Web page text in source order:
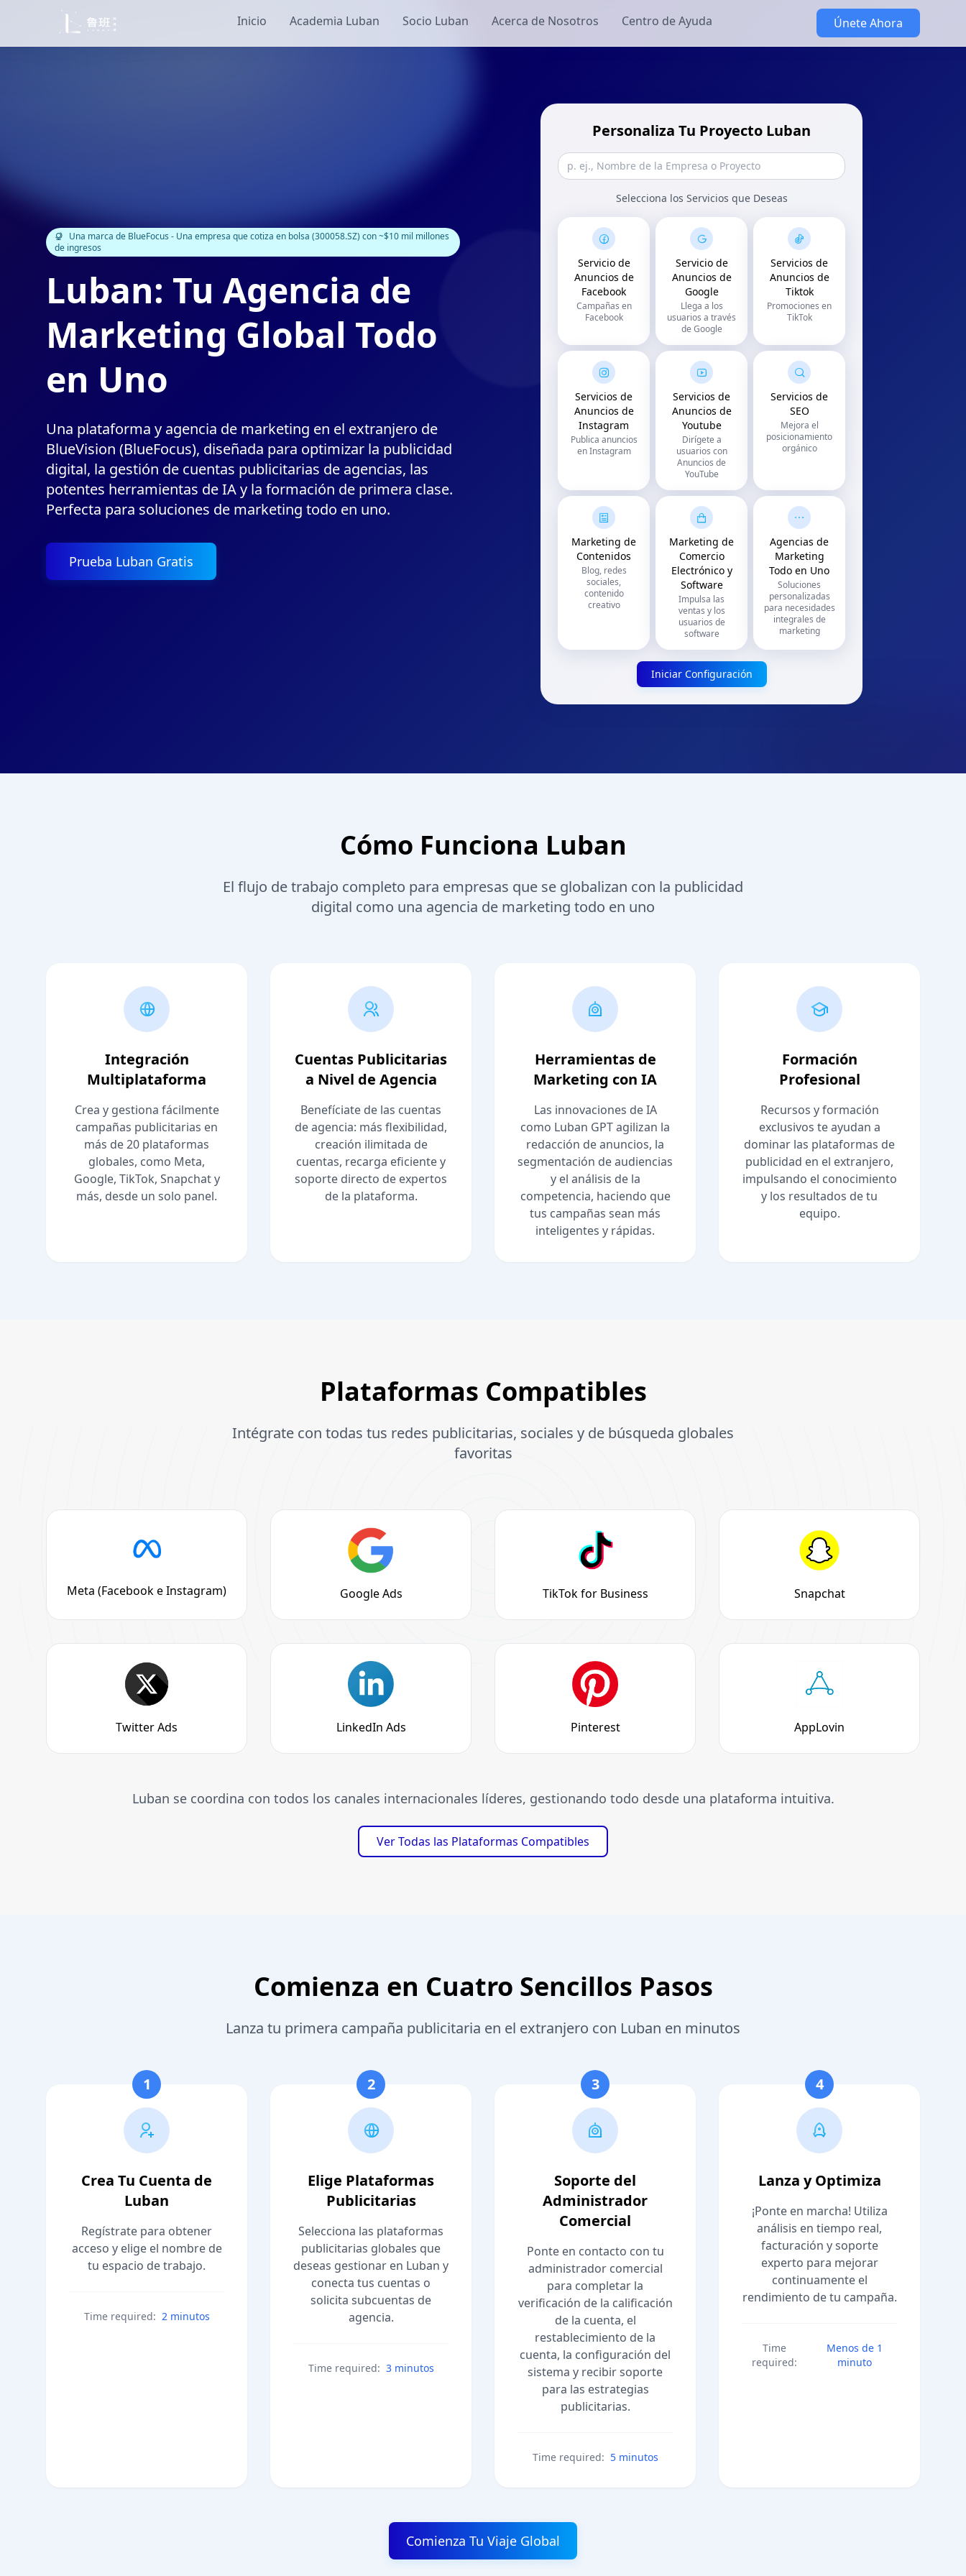
Inicio Academia Luban Socio Luban Acerca de Nosotros Centro de Ayuda Únete Ahora
Una marca de BlueFocus - Una empresa que cotiza en bolsa (300058.SZ) con ~$10 mil millones
de ingresos
Luban: Tu Agencia de
Marketing Global Todo
en Uno
Una plataforma y agencia de marketing en el extranjero de
BlueVision (BlueFocus), diseñada para optimizar la publicidad
digital, la gestión de cuentas publicitarias de agencias, las
potentes herramientas de IA y la formación de primera clase.
Perfecta para soluciones de marketing todo en uno.
Prueba Luban Gratis
Personaliza Tu Proyecto Luban
Selecciona los Servicios que Deseas
Servicio de
Anuncios de
Facebook
Campañas en
Facebook
Servicio de
Anuncios de
Google
Llega a los
usuarios a través
de Google
Servicios de
Anuncios de
Tiktok
Promociones en
TikTok
Servicios de
Anuncios de
Instagram
Publica anuncios
en Instagram
Servicios de
Anuncios de
Youtube
Dirígete a
usuarios con
Anuncios de
YouTube
Servicios de
SEO
Mejora el
posicionamiento
orgánico
Marketing de
Contenidos
Blog, redes
sociales,
contenido
creativo
Marketing de
Comercio
Electrónico y
Software
Impulsa las
ventas y los
usuarios de
software
Agencias de
Marketing
Todo en Uno
Soluciones
personalizadas
para necesidades
integrales de
marketing
Iniciar Configuración
Cómo Funciona Luban
El flujo de trabajo completo para empresas que se globalizan con la publicidad
digital como una agencia de marketing todo en uno
Integración
Multiplataforma
Crea y gestiona fácilmente
campañas publicitarias en
más de 20 plataformas
globales, como Meta,
Google, TikTok, Snapchat y
más, desde un solo panel.
Cuentas Publicitarias
a Nivel de Agencia
Benefíciate de las cuentas
de agencia: más flexibilidad,
creación ilimitada de
cuentas, recarga eficiente y
soporte directo de expertos
de la plataforma.
Herramientas de
Marketing con IA
Las innovaciones de IA
como Luban GPT agilizan la
redacción de anuncios, la
segmentación de audiencias
y el análisis de la
competencia, haciendo que
tus campañas sean más
inteligentes y rápidas.
Formación
Profesional
Recursos y formación
exclusivos te ayudan a
dominar las plataformas de
publicidad en el extranjero,
impulsando el conocimiento
y los resultados de tu
equipo.
Plataformas Compatibles
Intégrate con todas tus redes publicitarias, sociales y de búsqueda globales
favoritas
Meta (Facebook e Instagram) Google Ads TikTok for Business Snapchat
Twitter Ads LinkedIn Ads Pinterest AppLovin
Luban se coordina con todos los canales internacionales líderes, gestionando todo desde una plataforma intuitiva.
Ver Todas las Plataformas Compatibles
Comienza en Cuatro Sencillos Pasos
Lanza tu primera campaña publicitaria en el extranjero con Luban en minutos
1
Crea Tu Cuenta de
Luban
Regístrate para obtener
acceso y elige el nombre de
tu espacio de trabajo.
Time required: 2 minutos
2
Elige Plataformas
Publicitarias
Selecciona las plataformas
publicitarias globales que
deseas gestionar en Luban y
conecta tus cuentas o
solicita subcuentas de
agencia.
Time required: 3 minutos
3
Soporte del
Administrador
Comercial
Ponte en contacto con tu
administrador comercial
para completar la
verificación de la calificación
de la cuenta, el
restablecimiento de la
cuenta, la configuración del
sistema y recibir soporte
para las estrategias
publicitarias.
Time required: 5 minutos
4
Lanza y Optimiza
¡Ponte en marcha! Utiliza
análisis en tiempo real,
facturación y soporte
experto para mejorar
continuamente el
rendimiento de tu campaña.
Time
required:
Menos de 1
minuto
Comienza Tu Viaje Global